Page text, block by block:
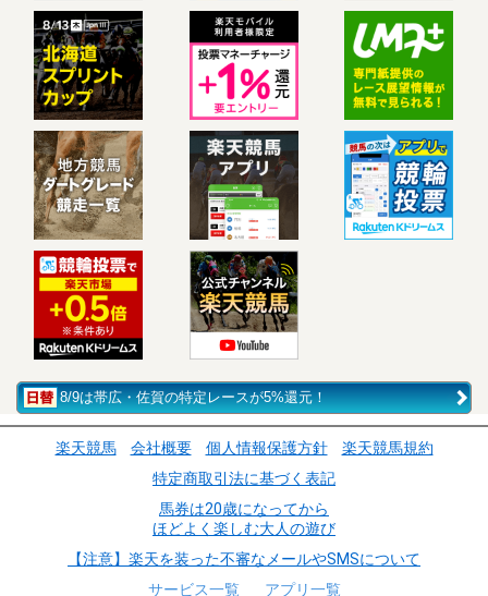
8/9は帯広・佐賀の特定レースが5%還元！
楽天競馬 会社概要 個人情報保護方針
楽天競馬規約
特定商取引法に基づく表記
馬券は20歳になってから
ほどよく楽しむ大人の遊び
【注意】楽天を装った不審なメールやSMSについて
サービス一覧
アプリ一覧